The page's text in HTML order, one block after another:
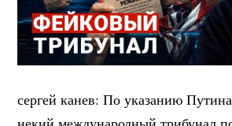
сергей канев: По указанию